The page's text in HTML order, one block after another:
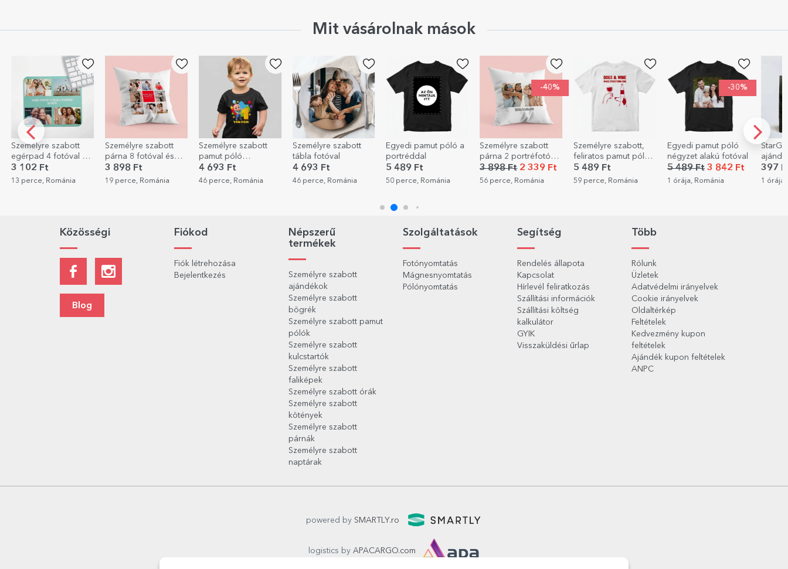
Mit vásárolnak mások
Személyre szabott
párna 8 fotóval és
szöveggel
3 898 Ft
19 perce, Románia
Személyre szabott
pamut póló
gyerekeknek névvel -
Születésnap Johny-
4 693 Ft
46 perce, Románia
Személyre szabott
tábla fotóval
4 693 Ft
46 perce, Románia
Egyedi pamut póló a
portréddal
5 489 Ft
50 perce, Románia
-40%
Személyre szabott
párna 2 portréfotóval
és szöveggel
3 898 Ft
56 perce, Románia
Személyre szabott,
feliratos pamut póló –
Wine
5 489 Ft
59 perce, Románia
-30%
Egyedi pamut póló
négyzet alakú fotóval
5 489 Ft
1 órája, Románia
StarGift
ajándékcsomag
397 Ft
1 órája, Románia
puzzle
fotóval
4
1 órája,
Közösségi
Blog
Fiókod
Fiók létrehozása
Bejelentkezés
Népszerű
termékek
Személyre szabott
ajándékok
Személyre szabott
bögrék
Személyre szabott pamut
pólók
Személyre szabott
kulcstartók
Személyre szabott
faliképek
Személyre szabott órák
Személyre szabott
kötények
Személyre szabott
párnák
Személyre szabott
naptárak
Szolgáltatások
Fotónyomtatás
Mágnesnyomtatás
Pólónyomtatás
Segítség
Rendelés állapota
Kapcsolat
Hírlevél feliratkozás
Szállítási információk
Szállítási költség
kalkulátor
GYIK
Visszaküldési űrlap
Több
Rólunk
Üzletek
Adatvédelmi irányelvek
Cookie irányelvek
Oldaltérkép
Feltételek
Kedvezmény kupon
feltételek
Ajándék kupon feltételek
ANPC
powered by SMARTLY.ro
logistics byAPACARGO.com